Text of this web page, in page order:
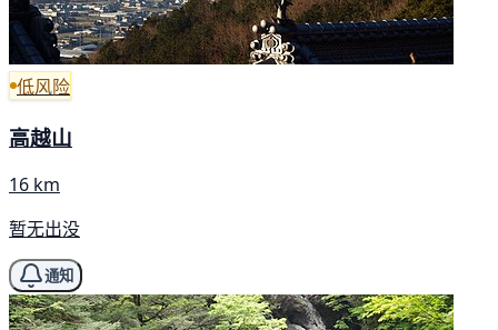
低风险
高越山
16 km
暂无出没
通知